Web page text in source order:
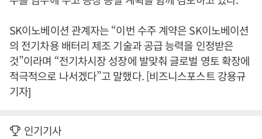
SK이노베이션 관계자는 “이번 수주 계약은 SK이노베이션
의 전기차용 배터리 제조 기술과 공급 능력을 인정받은
것”이라며 “전기차시장 성장에 발맞춰 글로벌 영토 확장에
적극적으로 나서겠다”고 말했다. [비즈니스포스트 강용규
기자]
인기기사